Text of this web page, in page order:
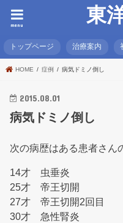
東
menu
トップページ 治療案内
HOME 症例 病気ドミノ倒し
2015.08.01
病気ドミノ倒し
次の病歴はある患者さん
14才 虫垂炎
25才 帝王切開
27才 帝王切開2回目
30才 急性腎炎